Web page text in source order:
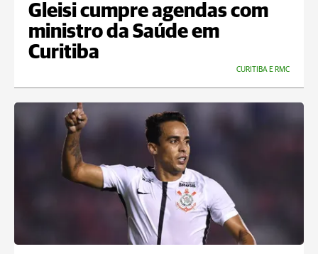
Gleisi cumpre agendas com
ministro da Saúde em
Curitiba
CURITIBA E RMC